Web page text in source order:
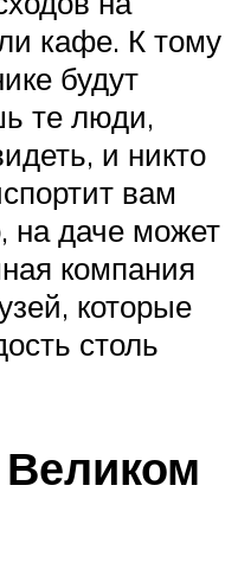
кафе. К тому
будут
те люди,
и никто
вам
на даче может
компания
которые
столь